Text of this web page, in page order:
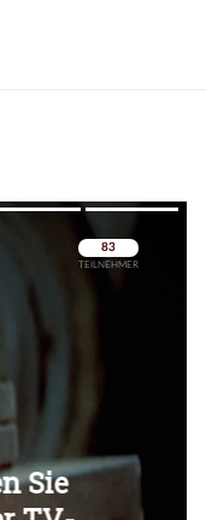
Überspringen
Überspringen